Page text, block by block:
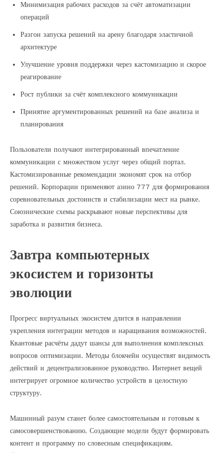
Минимизация рабочих расходов за счёт автоматизации
операций
Разгон запуска решений на арену благодаря эластичной
архитектуре
Улучшение уровня поддержки через кастомизацию и скорое
реагирование
Рост публики за счёт комплексного коммуникации
Принятие аргументированных решений на базе анализа и
планирования
Пользователи получают интегрированный впечатление
коммуникации с множеством услуг через общий портал.
Кастомизированные рекомендации экономят срок на отбор
решений. Корпорации применяют азино 777 для формирования
соревновательных достоинств и стабилизации мест на рынке.
Союзнические схемы раскрывают новые перспективы для
заработка и развития бизнеса.
Завтра компьютерных
экосистем и горизонты
эволюции
Прогресс виртуальных экосистем длится в направлении
укрепления интеграции методов и наращивания возможностей.
Квантовые расчёты дадут шансы для выполнения комплексных
вопросов оптимизации. Методы блокчейн осуществят видимость
действий и децентрализованное руководство. Интернет вещей
интегрирует огромное количество устройств в целостную
структуру.
Машинный разум станет более самостоятельным и готовым к
самосовершенствованию. Создающие модели будут формировать
контент и программу по словесным спецификациям.